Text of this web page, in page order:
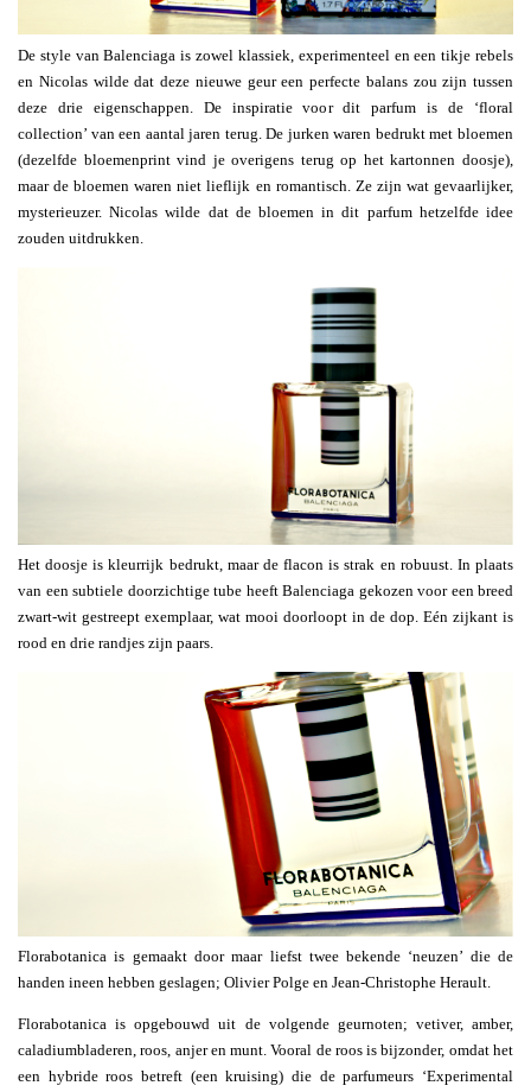
De style van Balenciaga is zowel klassiek, experimenteel en een tikje rebels
en Nicolas wilde dat deze nieuwe geur een perfecte balans zou zijn tussen
deze drie eigenschappen. De inspiratie voor dit parfum is de ‘floral
collection’ van een aantal jaren terug. De jurken waren bedrukt met bloemen
(dezelfde bloemenprint vind je overigens terug op het kartonnen doosje),
maar de bloemen waren niet lieflijk en romantisch. Ze zijn wat gevaarlijker,
mysterieuzer. Nicolas wilde dat de bloemen in dit parfum hetzelfde idee
zouden uitdrukken.
Het doosje is kleurrijk bedrukt, maar de flacon is strak en robuust. In plaats
van een subtiele doorzichtige tube heeft Balenciaga gekozen voor een breed
zwart-wit gestreept exemplaar, wat mooi doorloopt in de dop. Eén zijkant is
rood en drie randjes zijn paars.
Florabotanica is gemaakt door maar liefst twee bekende ‘neuzen’ die de
handen ineen hebben geslagen; Olivier Polge en Jean-Christophe Herault.
Florabotanica is opgebouwd uit de volgende geurnoten; vetiver, amber,
caladiumbladeren, roos, anjer en munt. Vooral de roos is bijzonder, omdat het
een hybride roos betreft (een kruising) die de parfumeurs ‘Experimental